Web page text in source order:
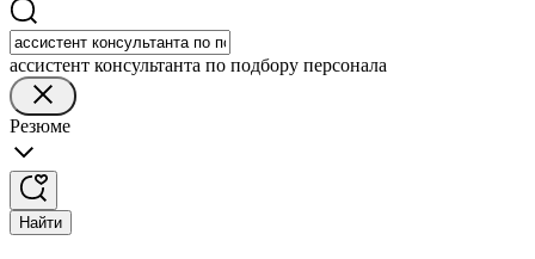
ассистент консультанта по подбору персонала
Резюме
Найти